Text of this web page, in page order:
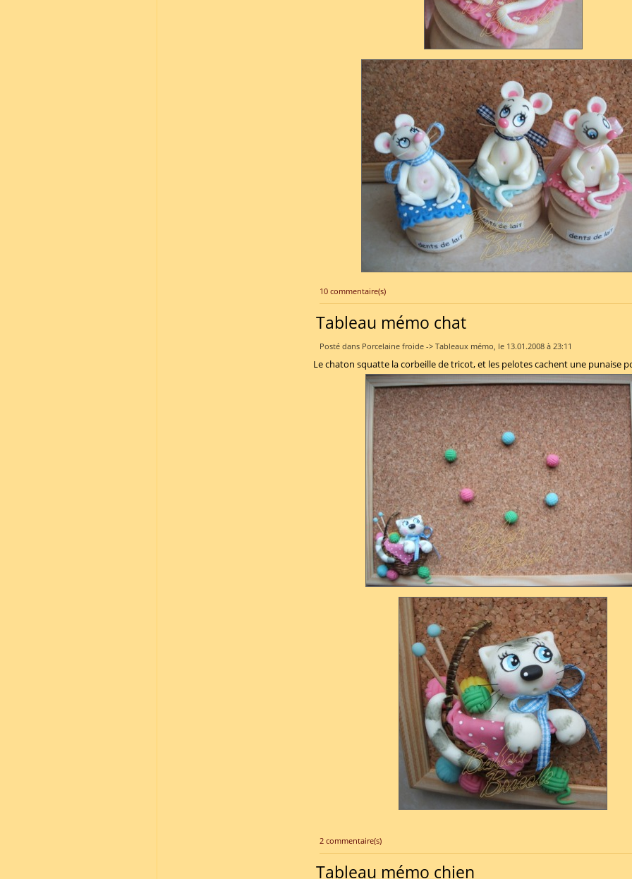
10 commentaire(s)
Tableau mémo chat
Posté dans Porcelaine froide -> Tableaux mémo, le 13.01.2008 à 23:11
Le chaton squatte la corbeille de tricot, et les pelotes cachent une punaise
2 commentaire(s)
Tableau mémo chien